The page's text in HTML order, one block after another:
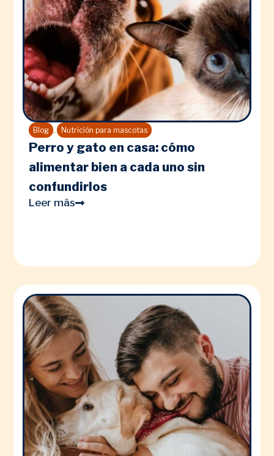
Blog , Nutrición para mascotas
Perro y gato en casa: cómo
alimentar bien a cada uno sin
confundirlos
Leer más